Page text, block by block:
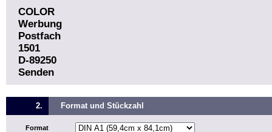
COLOR
Werbung
Postfach
1501
D-89250
Senden
2. Format und Stückzahl
Format